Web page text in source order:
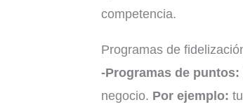
competencia.
Programas de
-Programas de puntos:
negocio. Por ejemplo: